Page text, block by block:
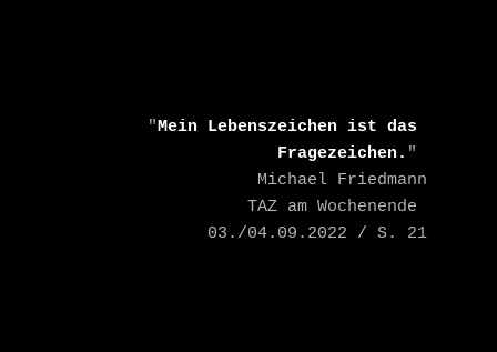
    "
Mein Lebenszeichen ist das
Fragezeichen. "
03./04.09.2022 / S. 21